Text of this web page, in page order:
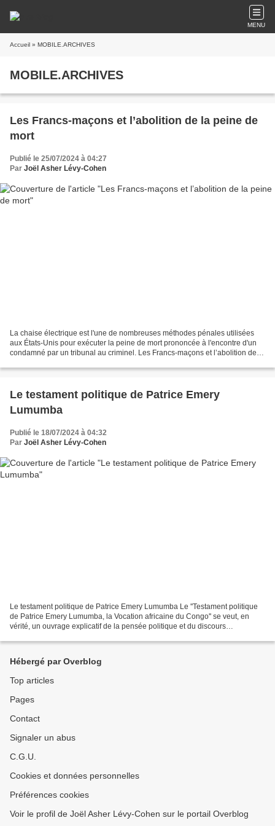
MENU
Accueil » MOBILE.ARCHIVES
MOBILE.ARCHIVES
Les Francs-maçons et l’abolition de la peine de
mort
Publié le 25/07/2024 à 04:27
Par Joël Asher Lévy-Cohen
La chaise électrique est l'une de nombreuses méthodes pénales utilisées
aux États-Unis pour exécuter la peine de mort prononcée à l'encontre d'un
condamné par un tribunal au criminel. Les Francs-maçons et l’abolition de la
Le testament politique de Patrice Emery
Lumumba
Publié le 18/07/2024 à 04:32
Par Joël Asher Lévy-Cohen
Le testament politique de Patrice Emery Lumumba Le ''Testament politique
de Patrice Emery Lumumba, la Vocation africaine du Congo'' se veut, en
vérité, un ouvrage explicatif de la pensée politique et du discours
Hébergé par Overblog
Top articles
Pages
Contact
Signaler un abus
C.G.U.
Cookies et données personnelles
Préférences cookies
Voir le profil de Joël Asher Lévy-Cohen sur le portail Overblog